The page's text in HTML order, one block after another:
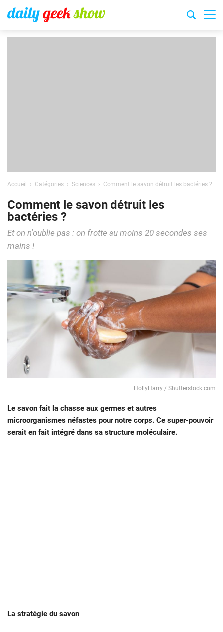
Accueil Catégories Sciences Comment le savon détruit les bactéries ?
Comment le savon détruit les
bactéries ?
Et on n'oublie pas : on frotte au moins 20 secondes ses
mains !
— HollyHarry / Shutterstock.com
Le savon fait la chasse aux germes et autres
microorganismes néfastes pour notre corps. Ce super-pouvoir
serait en fait intégré dans sa structure moléculaire.
La stratégie du savon